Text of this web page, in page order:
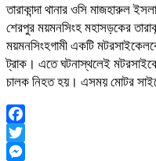
তারাকান্দা থানার ওসি মাজহারুল
শেরপুর ময়মনসিংহ মহাসড়কের
ময়মনসিংহগামী একটি
ট্রাক। এতে ঘটনাস্থলেই
চালক নিহত হয়। এসময় মোটর
Facebook
Twitter